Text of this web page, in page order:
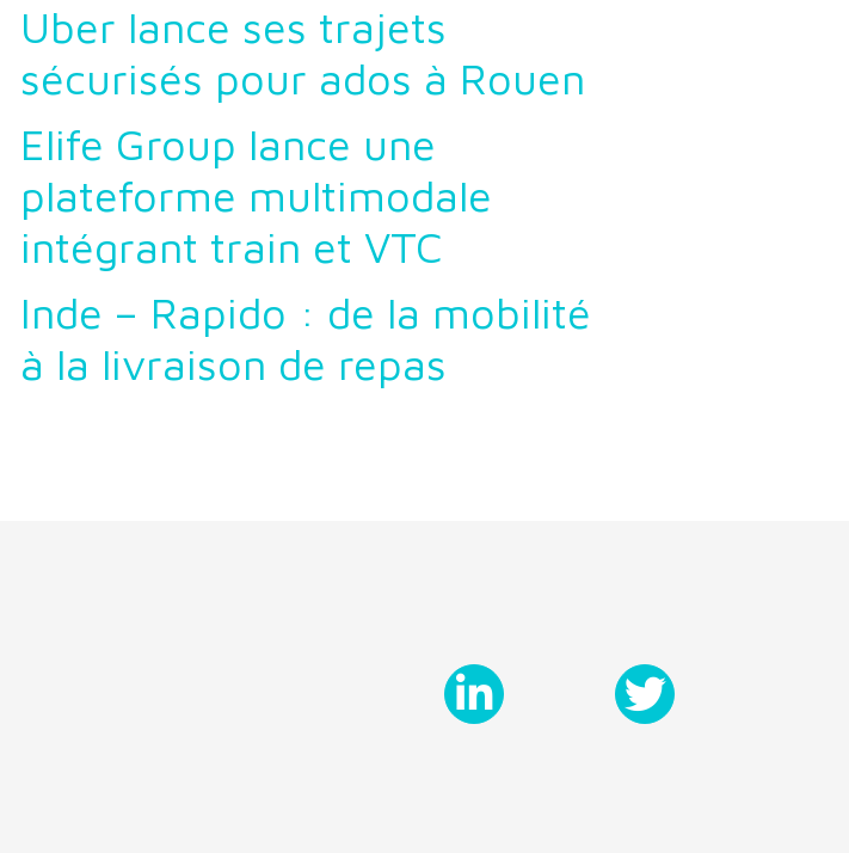
Uber lance ses trajets
sécurisés pour ados à Rouen
Elife Group lance une
plateforme multimodale
intégrant train et VTC
Inde – Rapido : de la mobilité
à la livraison de repas